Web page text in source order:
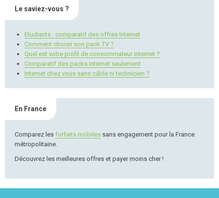
Le saviez-vous ?
Etudiants : comparatif des offres Internet
Comment choisir son pack TV ?
Quel est votre profil de consommateur internet ?
Comparatif des packs internet seulement
Internet chez vous sans câble ni technicien ?
En France
Comparez les forfaits mobiles sans engagement pour la France
métropolitaine.
Découvrez les meilleures offres et payer moins cher !